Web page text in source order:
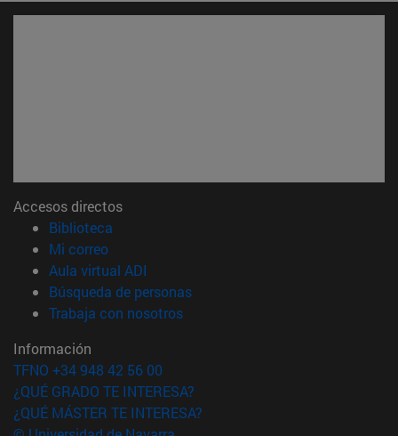
Accesos directos
Biblioteca
Mi correo(abre en nueva ventana)
Aula virtual ADI
Búsqueda de personas(abre en nueva ventana)
Trabaja con nosotros(abre en nueva ventana)
Información
TFNO +34 948 42 56 00
¿QUÉ GRADO TE INTERESA?
¿QUÉ MÁSTER TE INTERESA?